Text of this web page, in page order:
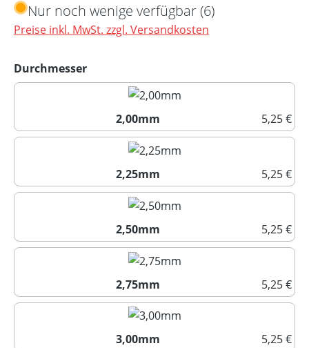
Nur noch wenige verfügbar (6)
Preise inkl. MwSt. zzgl. Versandkosten
Durchmesserauswählen
2,00mm
5,25 €
2,00mm
2,25mm
5,25 €
2,25mm
2,50mm
5,25 €
2,50mm
2,75mm
5,25 €
2,75mm
3,00mm
5,25 €